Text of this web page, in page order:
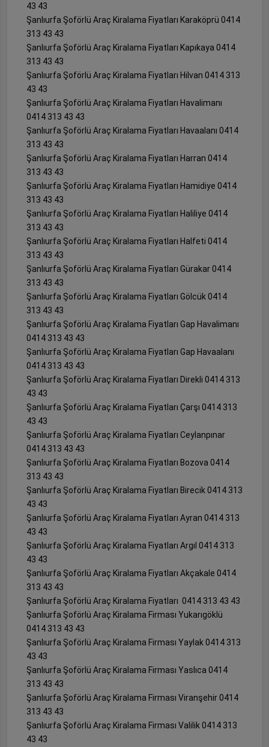
43 43
Şanlıurfa Şoförlü Araç Kiralama Fiyatları Karaköprü 0414
313 43 43
Şanlıurfa Şoförlü Araç Kiralama Fiyatları Kapıkaya 0414
313 43 43
Şanlıurfa Şoförlü Araç Kiralama Fiyatları Hilvan 0414 313
43 43
Şanlıurfa Şoförlü Araç Kiralama Fiyatları Havalimanı
0414 313 43 43
Şanlıurfa Şoförlü Araç Kiralama Fiyatları Havaalanı 0414
313 43 43
Şanlıurfa Şoförlü Araç Kiralama Fiyatları Harran 0414
313 43 43
Şanlıurfa Şoförlü Araç Kiralama Fiyatları Hamidiye 0414
313 43 43
Şanlıurfa Şoförlü Araç Kiralama Fiyatları Haliliye 0414
313 43 43
Şanlıurfa Şoförlü Araç Kiralama Fiyatları Halfeti 0414
313 43 43
Şanlıurfa Şoförlü Araç Kiralama Fiyatları Gürakar 0414
313 43 43
Şanlıurfa Şoförlü Araç Kiralama Fiyatları Gölcük 0414
313 43 43
Şanlıurfa Şoförlü Araç Kiralama Fiyatları Gap Havalimanı
0414 313 43 43
Şanlıurfa Şoförlü Araç Kiralama Fiyatları Gap Havaalanı
0414 313 43 43
Şanlıurfa Şoförlü Araç Kiralama Fiyatları Direkli 0414 313
43 43
Şanlıurfa Şoförlü Araç Kiralama Fiyatları Çarşı 0414 313
43 43
Şanlıurfa Şoförlü Araç Kiralama Fiyatları Ceylanpınar
0414 313 43 43
Şanlıurfa Şoförlü Araç Kiralama Fiyatları Bozova 0414
313 43 43
Şanlıurfa Şoförlü Araç Kiralama Fiyatları Birecik 0414 313
43 43
Şanlıurfa Şoförlü Araç Kiralama Fiyatları Ayran 0414 313
43 43
Şanlıurfa Şoförlü Araç Kiralama Fiyatları Argıl 0414 313
43 43
Şanlıurfa Şoförlü Araç Kiralama Fiyatları Akçakale 0414
313 43 43
Şanlıurfa Şoförlü Araç Kiralama Fiyatları 0414 313 43 43
Şanlıurfa Şoförlü Araç Kiralama Firması Yukarıgöklü
0414 313 43 43
Şanlıurfa Şoförlü Araç Kiralama Firması Yaylak 0414 313
43 43
Şanlıurfa Şoförlü Araç Kiralama Firması Yaslıca 0414
313 43 43
Şanlıurfa Şoförlü Araç Kiralama Firması Viranşehir 0414
313 43 43
Şanlıurfa Şoförlü Araç Kiralama Firması Valilik 0414 313
43 43